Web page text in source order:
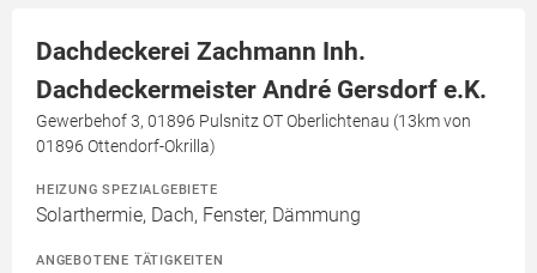
Dachdeckerei Zachmann Inh.
Dachdeckermeister André Gersdorf e.K.
Gewerbehof 3, 01896 Pulsnitz OT Oberlichtenau (13km von
01896 Ottendorf-Okrilla)
HEIZUNG SPEZIALGEBIETE
Solarthermie, Dach, Fenster, Dämmung
ANGEBOTENE TÄTIGKEITEN